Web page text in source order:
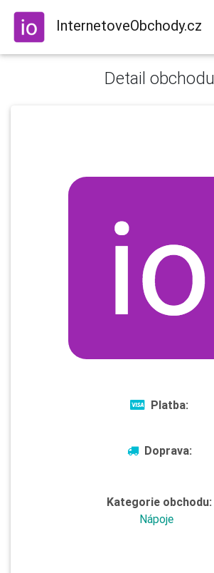
InternetoveObchody.cz
Detail obchodu
Platba:
Doprava:
Kategorie obchodu:
Nápoje